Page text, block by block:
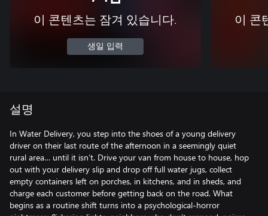
이 콘텐츠는 잠겨 있습니다.
생일 입력
이 콘
설명
In Water Delivery, you step into the shoes of a young delivery
driver on their last route of the afternoon in a seemingly quiet
rural area… until it isn’t. Drive your van from house to house, hop
out with your delivery slip and drop off full water jugs, collect
empty containers left on porches, in kitchens, and in sheds, and
charge each customer before getting back on the road. What
begins as a routine shift turns into a psychological-horror